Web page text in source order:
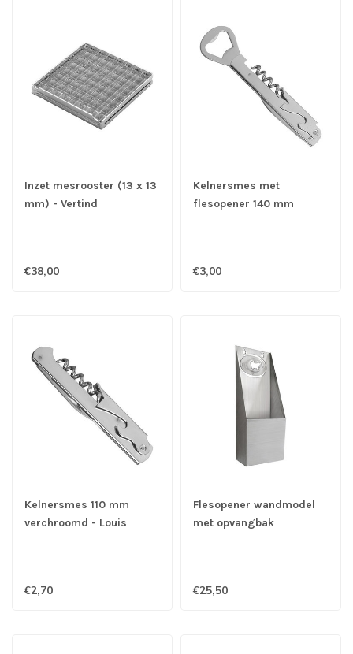
Inzet mesrooster (13 x 13
mm) - Vertind
€38,00
Kelnersmes met
flesopener 140 mm
€3,00
Kelnersmes 110 mm
verchroomd - Louis
€2,70
Flesopener wandmodel
met opvangbak
€25,50